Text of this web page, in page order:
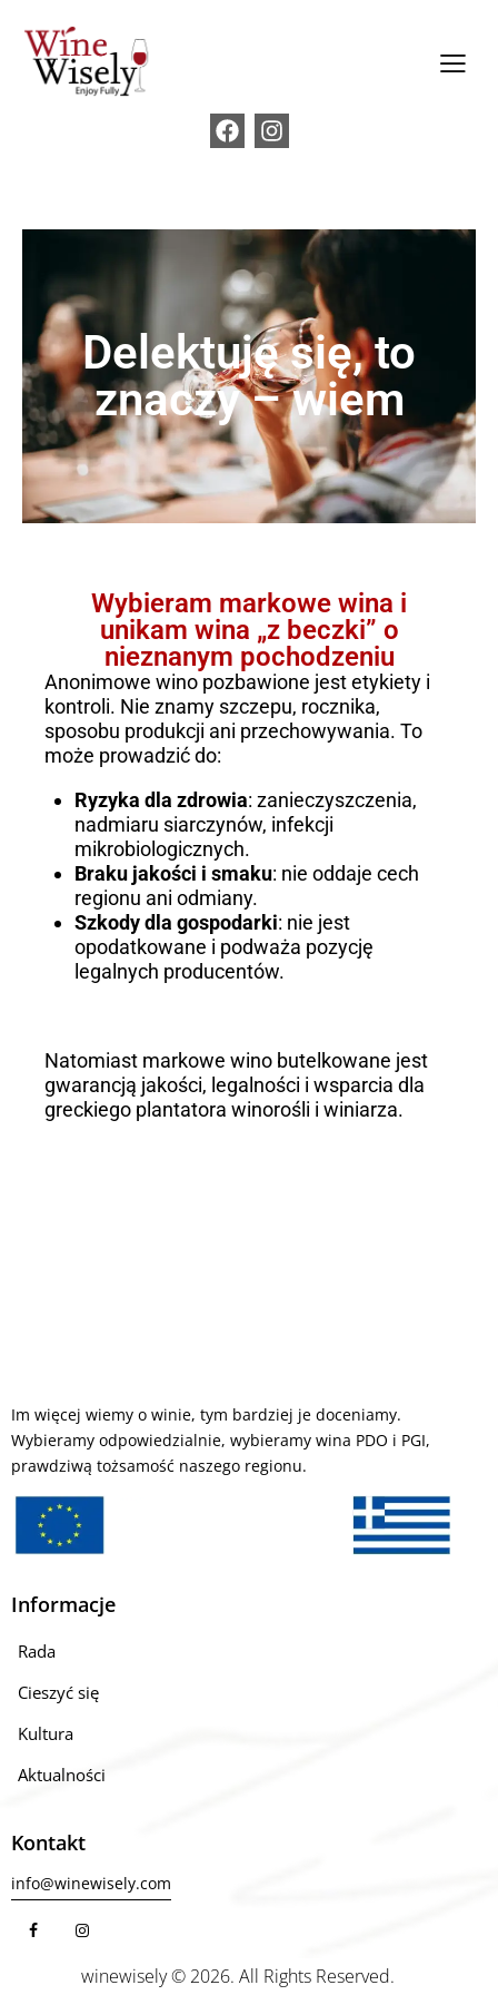
Delektuję się, to
znaczy – wiem
Wybieram markowe wina i
unikam wina „z beczki” o
nieznanym pochodzeniu
Anonimowe wino pozbawione jest etykiety i
kontroli. Nie znamy szczepu, rocznika,
sposobu produkcji ani przechowywania. To
może prowadzić do:
Ryzyka dla zdrowia: zanieczyszczenia,
nadmiaru siarczynów, infekcji
mikrobiologicznych.
Braku jakości i smaku: nie oddaje cech
regionu ani odmiany.
Szkody dla gospodarki: nie jest
opodatkowane i podważa pozycję
legalnych producentów.
Natomiast markowe wino butelkowane jest
gwarancją jakości, legalności i wsparcia dla
greckiego plantatora winorośli i winiarza.
Im więcej wiemy o winie, tym bardziej je doceniamy.
Wybieramy odpowiedzialnie, wybieramy wina PDO i PGI,
prawdziwą tożsamość naszego regionu.
Informacje
Rada
Cieszyć się
Kultura
Aktualności
Kontakt
info@winewisely.com
winewisely © 2026. All Rights Reserved.